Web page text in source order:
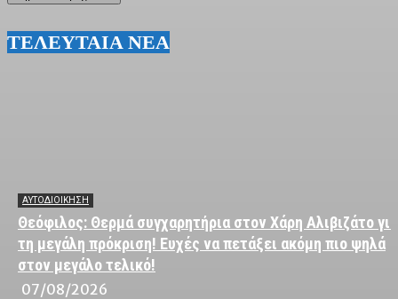
ΤΕΛΕΥΤΑΙΑ ΝΕΑ
ΑΥΤΟΔΙΟΙΚΗΣΗ
Θεόφιλος: Θερμά συγχαρητήρια στον Χάρη Αλιβιζάτο για
τη μεγάλη πρόκριση! Ευχές να πετάξει ακόμη πιο ψηλά
στον μεγάλο τελικό!
07/08/2026